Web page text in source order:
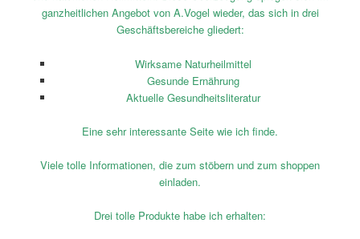
ganzheitlichen Angebot von A.Vogel wieder, das sich in drei
Geschäftsbereiche gliedert:
Wirksame Naturheilmittel
Gesunde Ernährung
Aktuelle Gesundheitsliteratur
Eine sehr interessante Seite wie ich finde.
Viele tolle Informationen, die zum stöbern und zum shoppen
einladen.
Drei tolle Produkte habe ich erhalten: